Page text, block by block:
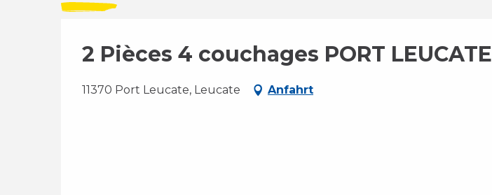
2 Pièces 4 couchages PORT LEUCATE
11370 Port Leucate, Leucate Anfahrt